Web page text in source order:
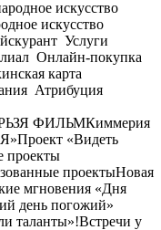
искусство
Услуги
Онлайн-покупка
карта
Атрибуция
ФИЛЬМКиммерия
Проект «Видеть
проекты
проектыНовая
мгновения «Дня
день погожий»
таланты»!Встречи у